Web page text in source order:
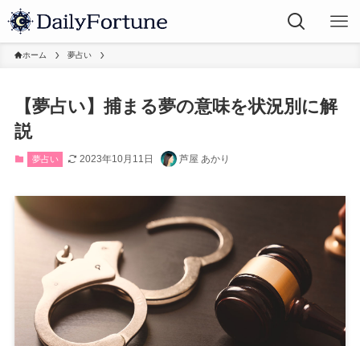
ホーム 夢占い
【夢占い】捕まる夢の意味を状況別に解
説
夢占い 2023年10月11日 芦屋 あかり